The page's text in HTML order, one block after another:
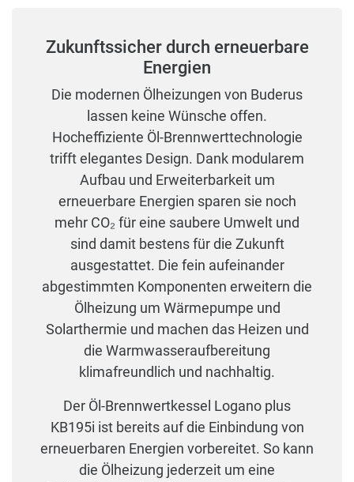
Zukunftssicher durch erneuerbare
Energien
Die modernen Ölheizungen von Buderus
lassen keine Wünsche offen.
Hocheffiziente Öl-Brennwerttechnologie
trifft elegantes Design. Dank modularem
Aufbau und Erweiter­barkeit um
erneuerbare Energien sparen sie noch
mehr CO₂ für eine saubere Umwelt und
sind damit bestens für die Zukunft
ausgestattet. Die fein aufeinander
abgestimmten Komponenten erweitern die
Ölheizung um Wärmepumpe und
Solarthermie und machen das Heizen und
die Warmwasseraufbereitung
klimafreundlich und nachhaltig.
Der Öl-Brennwertkessel Logano plus
KB195i ist bereits auf die Einbindung von
erneuerbaren Energien vorbereitet. So kann
die Ölheizung jederzeit um eine